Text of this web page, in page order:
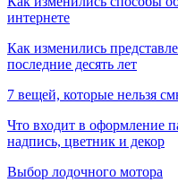
интернете
Как изменились
последние десять лет
7 вещей, которые нельзя
Что входит в оформление
надпись, цветник и декор
Выбор лодочного мотора